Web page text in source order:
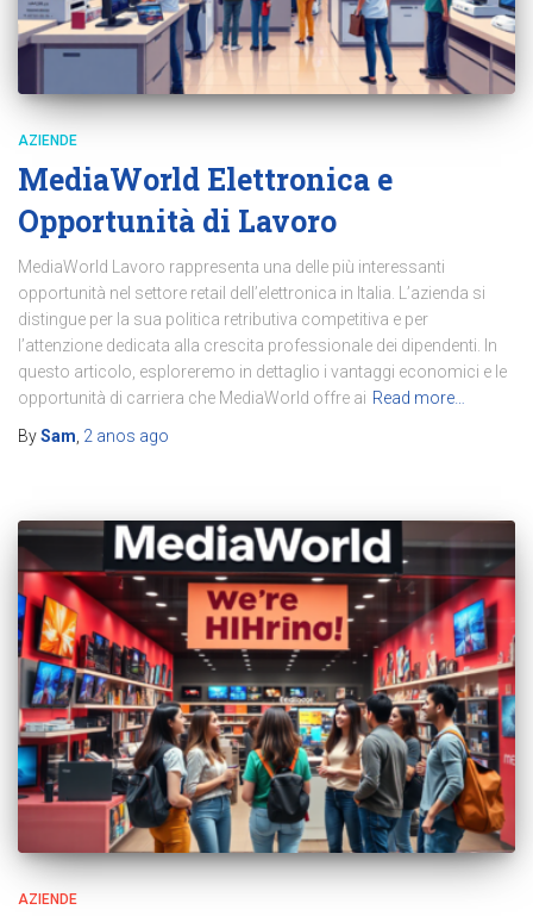
AZIENDE
MediaWorld Elettronica e
Opportunità di Lavoro
MediaWorld Lavoro rappresenta una delle più interessanti
opportunità nel settore retail dell’elettronica in Italia. L’azienda si
distingue per la sua politica retributiva competitiva e per
l’attenzione dedicata alla crescita professionale dei dipendenti. In
questo articolo, esploreremo in dettaglio i vantaggi economici e le
opportunità di carriera che MediaWorld offre ai Read more…
BySam, 2 anos ago
AZIENDE